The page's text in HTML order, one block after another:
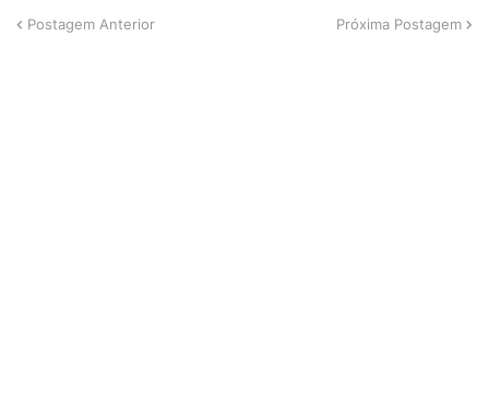
Postagem Anterior Próxima Postagem